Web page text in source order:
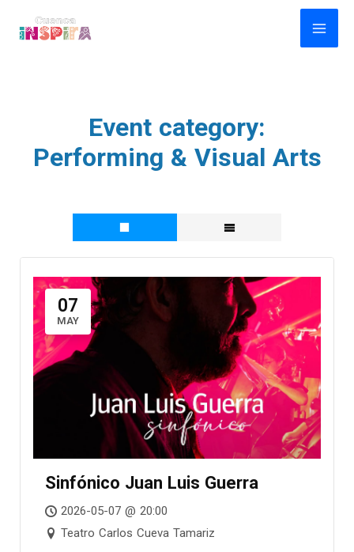
Event category:
Performing & Visual Arts
07
MAY
Sinfónico Juan Luis Guerra
2026-05-07 @ 20:00
Teatro Carlos Cueva Tamariz